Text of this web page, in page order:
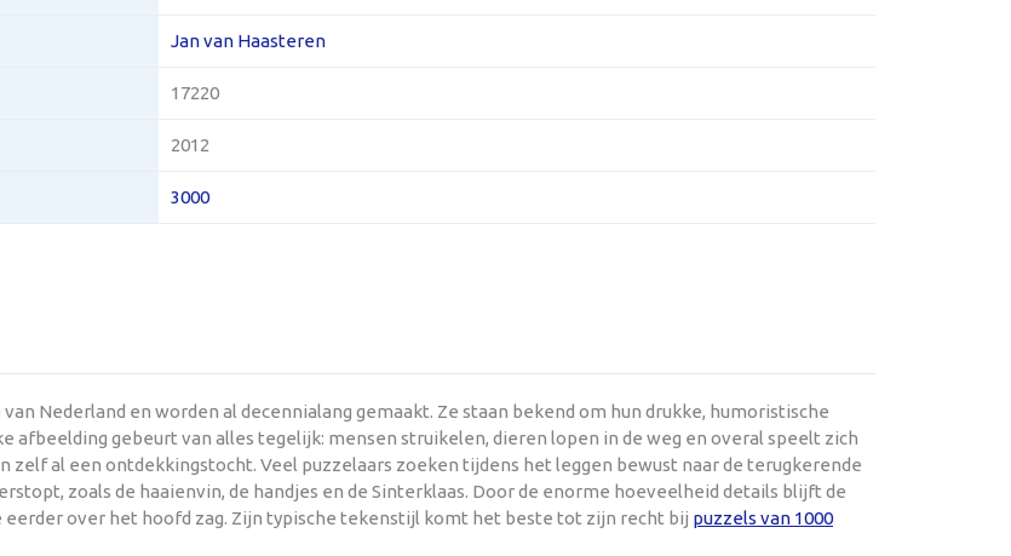
Jan van Haasteren
17220
2012
3000
Nederland en worden al decennialang gemaakt. Ze staan bekend om hun drukke, humoristische
afbeelding gebeurt van alles tegelijk: mensen struikelen, dieren lopen in de weg en overal speelt zich
zelf al een ontdekkingstocht. Veel puzzelaars zoeken tijdens het leggen bewust naar de terugkerende
zoals de haaienvin, de handjes en de Sinterklaas. Door de enorme hoeveelheid details blijft de
over het hoofd zag. Zijn typische tekenstijl komt het beste tot zijn recht bij puzzels van 1000